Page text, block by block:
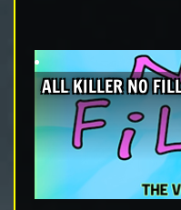
ALL KILLER NO